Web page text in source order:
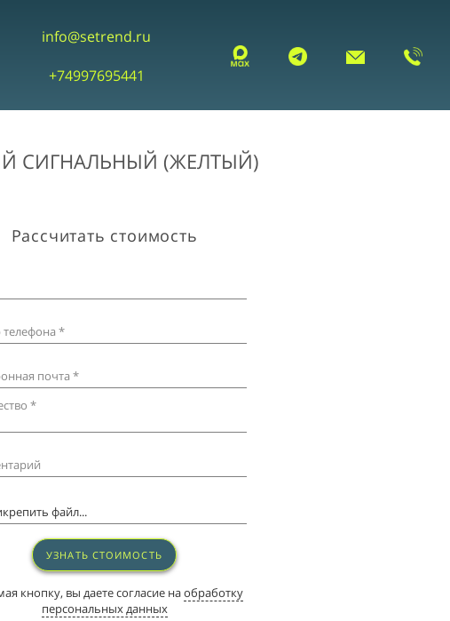
info@setrend.ru
+74997695441
СИГНАЛЬНЫЙ (ЖЕЛТЫЙ)
Рассчитать стоимость
*
почта *
*
файл...
УЗНАТЬ СТОИМОСТЬ
кнопку, вы даете согласие наобработку
персональных данных